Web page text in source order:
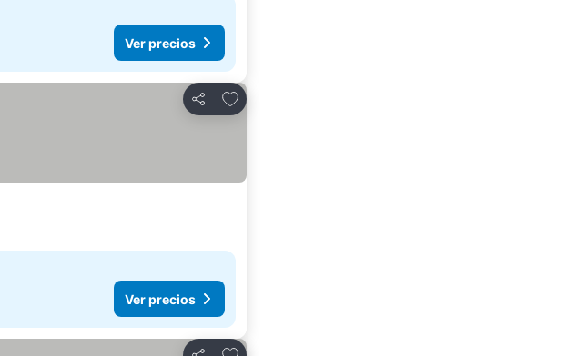
Ver precios
Compartir
Agregar a favoritos
Ver precios
Agregar a favoritos